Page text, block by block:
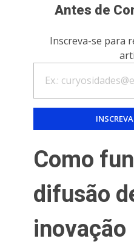
Antes de
Inscreva-se para
Como
difusão
inovação